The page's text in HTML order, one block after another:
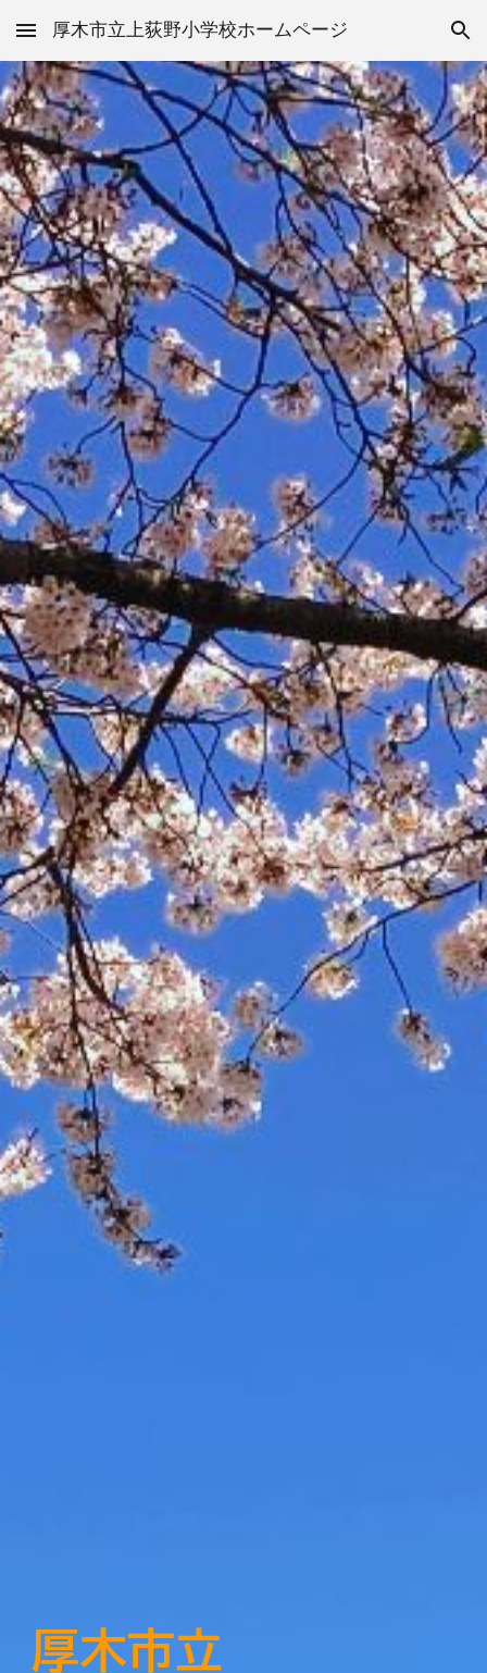
Skip to main content Skip to navigation
厚木市立上荻野小学校ホームページ
厚木市立